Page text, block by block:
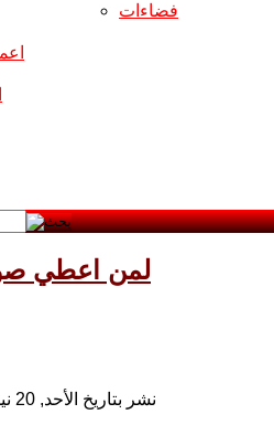
فضاءات
لمن اعطي
نشر بتاريخ الأحد, 20 نيسان/أبريل 2014 10:50